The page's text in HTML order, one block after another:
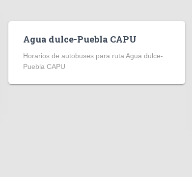
Agua dulce-Puebla CAPU
Horarios de autobuses para ruta Agua dulce-
Puebla CAPU